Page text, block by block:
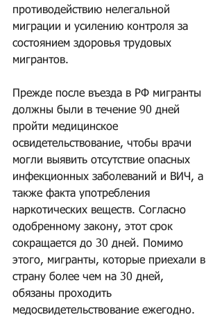
противодействию нелегальной
миграции и усилению контроля за
состоянием здоровья трудовых
мигрантов.
Прежде после въезда в РФ мигранты
должны были в течение 90 дней
пройти медицинское
освидетельствование, чтобы врачи
могли выявить отсутствие опасных
инфекционных заболеваний и ВИЧ, а
также факта употребления
наркотических веществ. Согласно
одобренному закону, этот срок
сокращается до 30 дней. Помимо
этого, мигранты, которые приехали в
страну более чем на 30 дней,
обязаны проходить
медосвидетельствование ежегодно.